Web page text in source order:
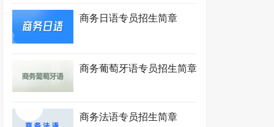
商务日语专员招生简章
商务葡萄牙语专员招生简章
商务法语专员招生简章